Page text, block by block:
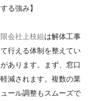
る強み】
会社上枝組は解体工事
行える体制を整えてい
あります。まず、窓口
減されます。複数の業
ール調整もスムーズで